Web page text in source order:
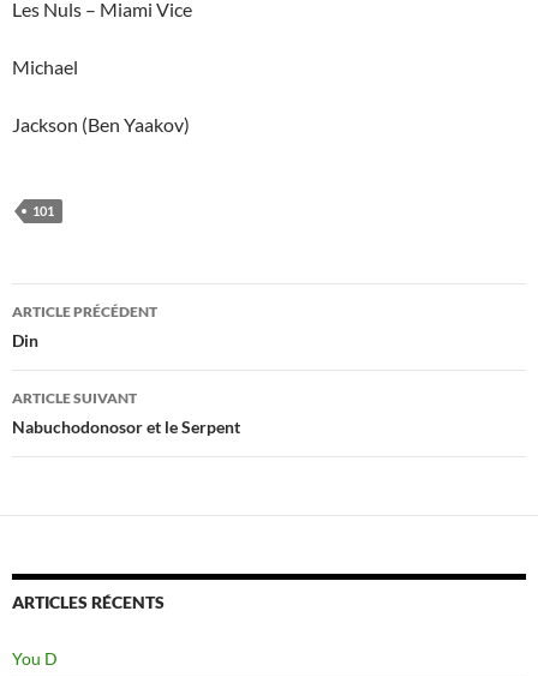
Les Nuls – Miami Vice
Michael
Jackson (Ben Yaakov)
101
Navigation
des
articles
ARTICLE PRÉCÉDENT
Din
ARTICLE SUIVANT
Nabuchodonosor et le Serpent
ARTICLES RÉCENTS
You D